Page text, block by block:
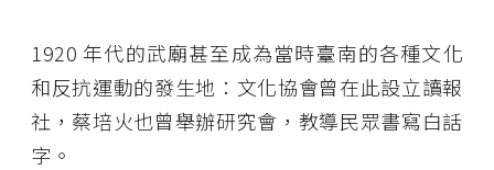
1920 年代的武廟甚至成為當時臺南的各種文化
和反抗運動的發生地：文化協會曾在此設立讀報
社，蔡培火也曾舉辦研究會，教導民眾書寫白話
字。